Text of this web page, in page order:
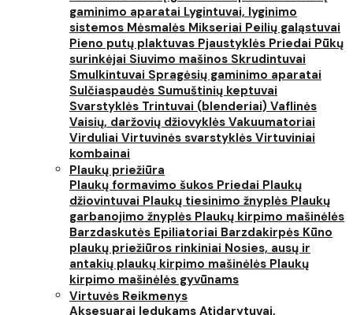
gaminimo aparatai Lygintuvai, lyginimo
sistemos Mėsmalės Mikseriai Peilių galąstuvai
Pieno putų plaktuvas Pjaustyklės Priedai Pūkų
surinkėjai Siuvimo mašinos Skrudintuvai
Smulkintuvai Spragėsių gaminimo aparatai
Sulčiaspaudės Sumuštinių keptuvai
Svarstyklės Trintuvai (blenderiai) Vaflinės
Vaisių, daržovių džiovyklės Vakuumatoriai
Virduliai Virtuvinės svarstyklės Virtuviniai
kombainai
Plaukų priežiūra
Plaukų formavimo šukos Priedai Plaukų
džiovintuvai Plaukų tiesinimo žnyplės Plaukų
garbanojimo žnyplės Plaukų kirpimo mašinėlės
Barzdaskutės Epiliatoriai Barzdakirpės Kūno
plaukų priežiūros rinkiniai Nosies, ausų ir
antakių plaukų kirpimo mašinėlės Plaukų
kirpimo mašinėlės gyvūnams
Virtuvės Reikmenys
Aksesuarai ledukams Atidarytuvai,